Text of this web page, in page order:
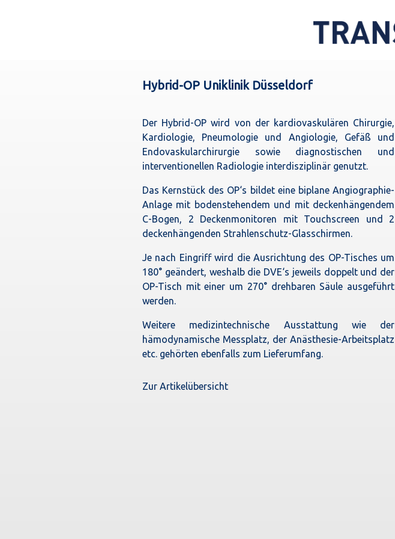
Hybrid-OP Uniklinik Düsseldorf
Der Hybrid-OP wird von der kardiovaskulären Chirurgie,
Kardiologie, Pneumologie und Angiologie, Gefäß und
Endovaskularchirurgie sowie diagnostischen und
interventionellen Radiologie interdisziplinär genutzt.
Das Kernstück des OP‘s bildet eine biplane Angiographie-
Anlage mit bodenstehendem und mit deckenhängendem
C-Bogen, 2 Deckenmonitoren mit Touchscreen und 2
deckenhängenden Strahlenschutz-Glasschirmen.
Je nach Eingriff wird die Ausrichtung des OP-Tisches um
180° geändert, weshalb die DVE‘s jeweils doppelt und der
OP-Tisch mit einer um 270° drehbaren Säule ausgeführt
werden.
Weitere medizintechnische Ausstattung wie der
hämodynamische Messplatz, der Anästhesie-Arbeitsplatz
etc. gehörten ebenfalls zum Lieferumfang.
Zur Artikelübersicht